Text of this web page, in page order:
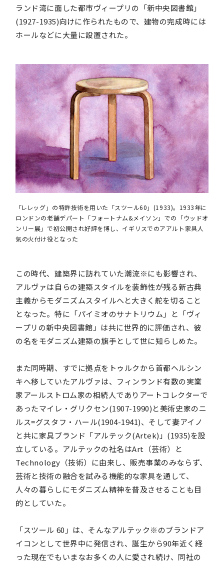
ランド湾に面した都市ヴィープリの「新中央図書館」
(1927-1935)向けに作られたもので、建物の完成時には
ホールなどに大量に設置された。
「L-レッグ」の特許技術を用いた「スツール60」(1933)。1933年に
ロンドンの老舗デパート「フォートナム&メイソン」での「ウッドオ
ンリー展」で初公開され好評を博し、イギリスでのアアルト家具人
気の火付け役となった
この時代、建築界に訪れていた潮流※にも影響され、
アルヴァは自らの建築スタイルを装飾性が残る新古典
主義からモダニズムスタイルへと大きく舵を切ること
となった。特に「パイミオのサナトリウム」と「ヴィ
ープリの新中央図書館」は共に世界的に評価され、彼
の名をモダニズム建築の旗手として世に知らしめた。
また同時期、すでに拠点をトゥルクから首都ヘルシン
キへ移していたアルヴァは、フィンランド有数の実業
家アールストロム家の相続人でありアートコレクターで
あったマイレ・グリクセン(1907-1990)と美術史家のニ
ルス=グスタフ・ハール(1904-1941)、そして妻アイノ
と共に家具ブランド「アルテック(Artek)」(1935)を設
立している。アルテックの社名はArt（芸術）と
Technology（技術）に由来し、販売事業のみならず、
芸術と技術の融合を試みる機能的な家具を通して、
人々の暮らしにモダニズム精神を普及させることも目
的としていた。
「スツール 60」は、そんなアルテック※のブランドア
イコンとして世界中に発信され、誕生から90年近く経
った現在でもいまなお多くの人に愛され続け、同社の